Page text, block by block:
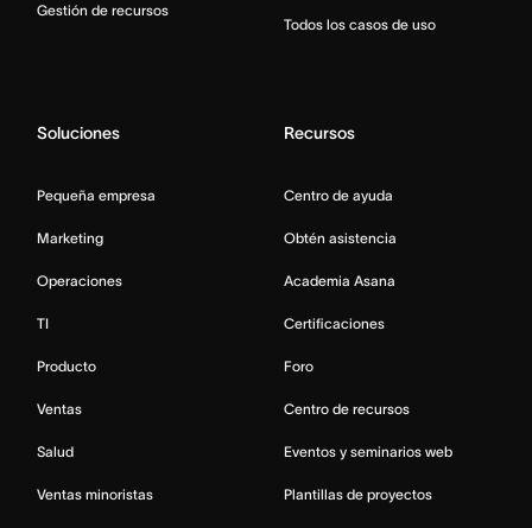
Gestión de recursos
Todos los casos de uso
Soluciones
Pequeña empresa
Marketing
Operaciones
TI
Producto
Ventas
Salud
Ventas minoristas
Recursos
Centro de ayuda
Obtén asistencia
Academia Asana
Certificaciones
Foro
Centro de recursos
Eventos y seminarios web
Plantillas de proyectos